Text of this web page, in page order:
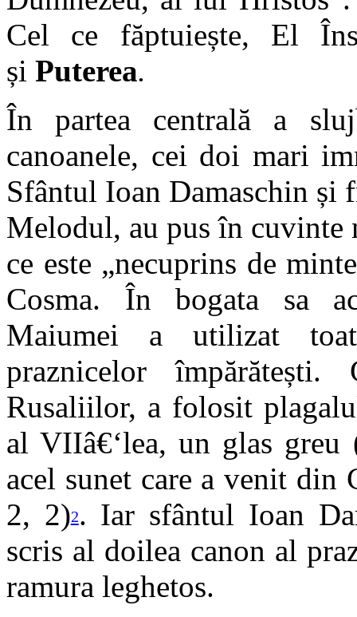
Cel ce făptuiește, El
și Puterea.
În partea centrală a
canoanele, cei doi mari
Sfântul Ioan Damaschin și
Melodul, au pus în cuvinte
ce este „necuprins de
Cosma. În bogata sa
Maiumei a utilizat
praznicelor
Rusaliilor, a folosit
al VIIâ€‘lea, un glas
acel sunet care a venit
2, 2)2. Iar sfântul Ioan
scris al doilea canon al
ramura leghetos.